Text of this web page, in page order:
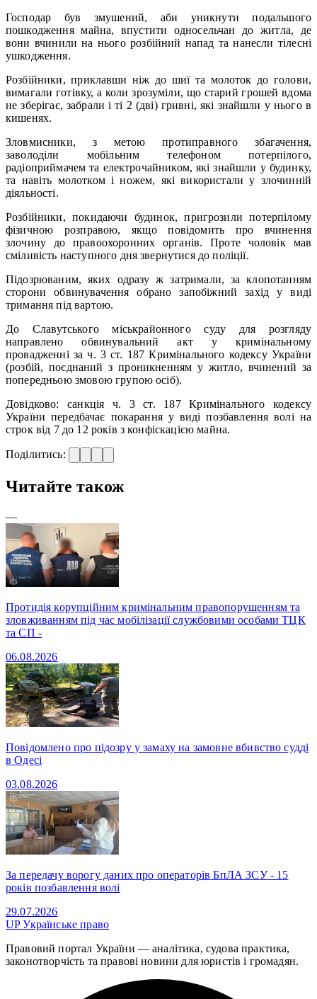
Господар був змушений, аби уникнути подальшого
пошкодження майна, впустити односельчан до житла, де
вони вчинили на нього розбійний напад та нанесли тілесні
ушкодження.
Розбійники, приклавши ніж до шиї та молоток до голови,
вимагали готівку, а коли зрозуміли, що старий грошей вдома
не зберігає, забрали і ті 2 (дві) гривні, які знайшли у нього в
кишенях.
Зловмисники, з метою протиправного збагачення,
заволоділи мобільним телефоном потерпілого,
радіоприймачем та електрочайником, які знайшли у будинку,
та навіть молотком і ножем, які використали у злочинній
діяльності.
Розбійники, покидаючи будинок, пригрозили потерпілому
фізичною розправою, якщо повідомить про вчинення
злочину до правоохоронних органів. Проте чоловік мав
сміливість наступного дня звернутися до поліції.
Підозрюваним, яких одразу ж затримали, за клопотанням
сторони обвинувачення обрано запобіжний захід у виді
тримання під вартою.
До Славутського міськрайонного суду для розгляду
направлено обвинувальний акт у кримінальному
провадженні за ч. 3 ст. 187 Кримінального кодексу України
(розбій, поєднаний з проникненням у житло, вчинений за
попередньою змовою групою осіб).
Довідково: санкція ч. 3 ст. 187 Кримінального кодексу
України передбачає покарання у виді позбавлення волі на
строк від 7 до 12 років з конфіскацією майна.
Поділитись:
Читайте також
—
Протидія корупційним кримінальним правопорушенням та
зловживанням під час мобілізації службовими особами ТЦК
та СП -
06.08.2026
Повідомлено про підозру у замаху на замовне вбивство судді
в Одесі
03.08.2026
За передачу ворогу даних про операторів БпЛА ЗСУ - 15
років позбавлення волі
29.07.2026
UPУкраїнське право
Правовий портал України — аналітика, судова практика,
законотворчість та правові новини для юристів і громадян.